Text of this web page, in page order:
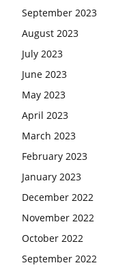
September 2023
August 2023
July 2023
June 2023
May 2023
April 2023
March 2023
February 2023
January 2023
December 2022
November 2022
October 2022
September 2022